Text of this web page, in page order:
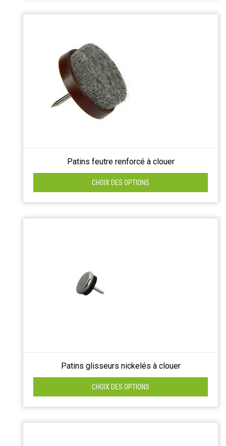
Patins feutre renforcé à clouer
CHOIX DES OPTIONS
Patins glisseurs nickelés à clouer
CHOIX DES OPTIONS